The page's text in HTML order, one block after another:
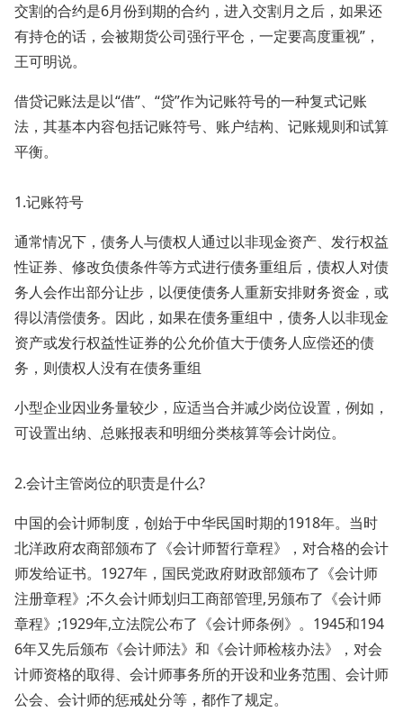
交割的合约是6月份到期的合约，进入交割月之后，如果还
有持仓的话，会被期货公司强行平仓，一定要高度重视”，
王可明说。
借贷记账法是以“借”、“贷”作为记账符号的一种复式记账
法，其基本内容包括记账符号、账户结构、记账规则和试算
平衡。
1.记账符号
通常情况下，债务人与债权人通过以非现金资产、发行权益
性证券、修改负债条件等方式进行债务重组后，债权人对债
务人会作出部分让步，以便使债务人重新安排财务资金，或
得以清偿债务。因此，如果在债务重组中，债务人以非现金
资产或发行权益性证券的公允价值大于债务人应偿还的债
务，则债权人没有在债务重组
小型企业因业务量较少，应适当合并减少岗位设置，例如，
可设置出纳、总账报表和明细分类核算等会计岗位。
2.会计主管岗位的职责是什么?
中国的会计师制度，创始于中华民国时期的1918年。当时
北洋政府农商部颁布了《会计师暂行章程》，对合格的会计
师发给证书。1927年，国民党政府财政部颁布了《会计师
注册章程》;不久会计师划归工商部管理,另颁布了《会计师
章程》;1929年,立法院公布了《会计师条例》。1945和194
6年又先后颁布《会计师法》和《会计师检核办法》，对会
计师资格的取得、会计师事务所的开设和业务范围、会计师
公会、会计师的惩戒处分等，都作了规定。